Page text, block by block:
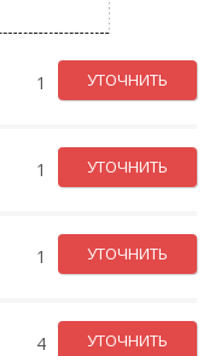
1 УТОЧНИТЬ
1 УТОЧНИТЬ
1 УТОЧНИТЬ
4 УТОЧНИТЬ